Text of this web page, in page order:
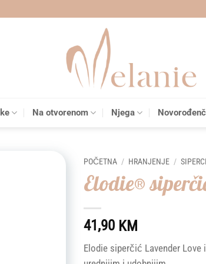
Na otvorenom Njega
POČETNA / HRANJENJE / SIPERCI
Elodie®
41,90 KM
Elodie siperčić Lavender